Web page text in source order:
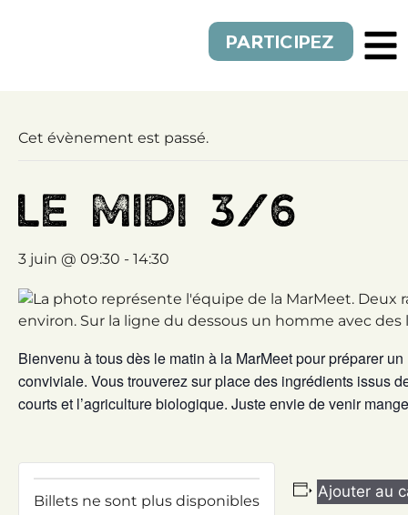
PARTICIPEZ
Cet évènement est passé.
LE MIDI 3/6
3 juin @ 09:30 - 14:30
Bienvenu à tous dès le matin à la MarMeet pour préparer
conviviale. Vous trouverez sur place des ingrédients issus
courts et l’agriculture biologique. Juste envie de venir
Billets ne sont plus disponibles
Ajouter au